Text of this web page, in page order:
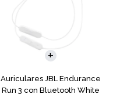
Auriculares JBL Endurance
Run 3 con Bluetooth White